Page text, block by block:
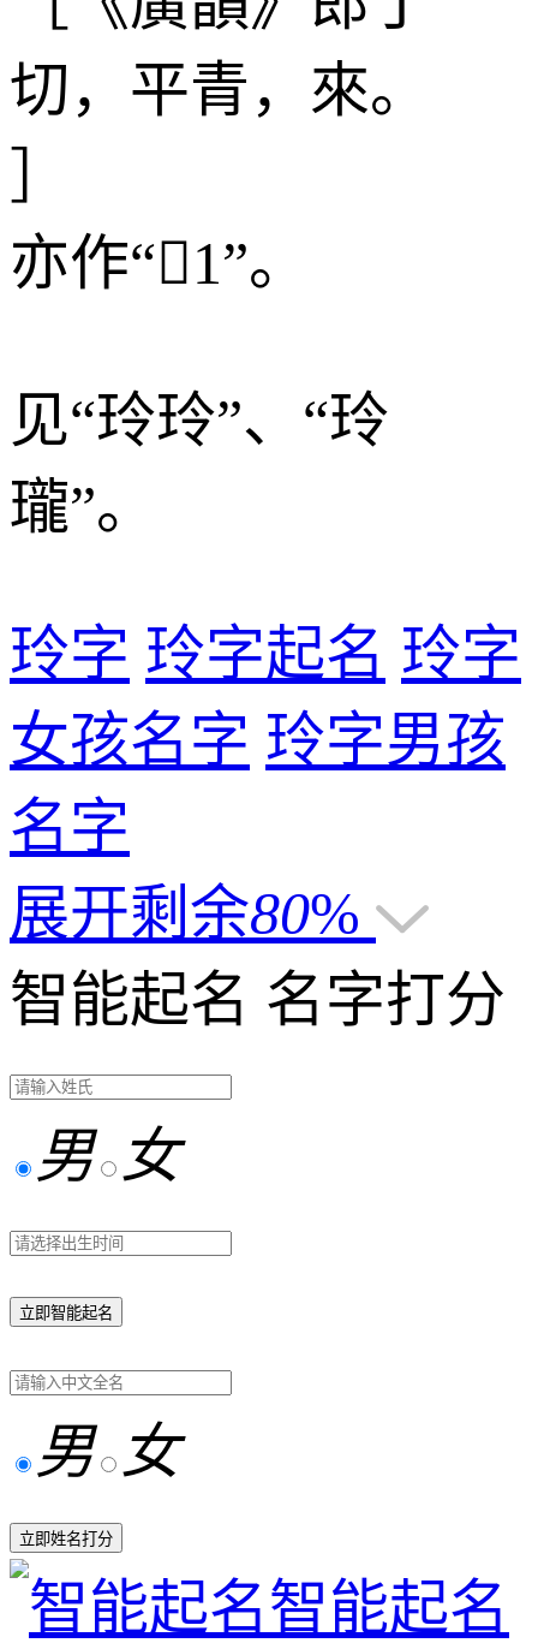
切，平青，來。
亦作“1”。
见“玲玲”、“玲
瓏”。
玲字 玲字起名 玲字
女孩名字 玲字男孩
名字
展开剩余80%
智能起名 名字打分
男 女
立即智能起名
男 女
立即姓名打分
智能起名